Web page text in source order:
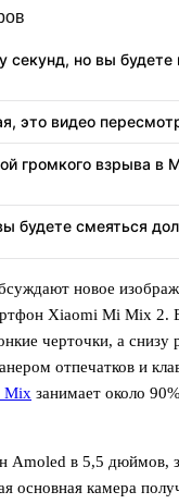
секунд, но вы будете
это видео
громкого взрыва в
будете смеяться
новое
Xiaomi Mi Mix 2.
черточки, а снизу
отпечатков и
Mix занимает около
Amoled в 5,5 дюймов,
основная камера